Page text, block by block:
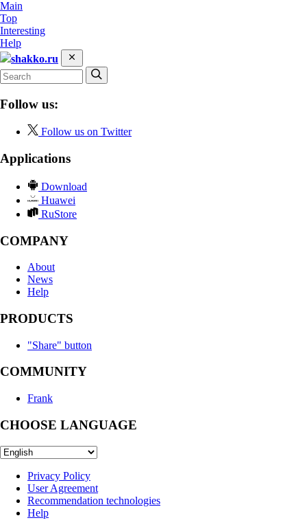
Main
Top
Interesting
Help
shakko.ru
Follow us:
Follow us on Twitter
Applications
Download
Huawei
RuStore
COMPANY
About
News
Help
PRODUCTS
"Share" button
COMMUNITY
Frank
CHOOSE LANGUAGE
Privacy Policy
User Agreement
Recommendation technologies
Help